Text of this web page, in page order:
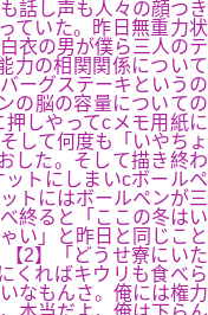
話し声も人々の顔つき
ていた。昨日無重力状
衣の男が僕ら三人のテ
力の相関関係について
ーグステーキというの
の脳の容量についての
しやってcメモ用紙に
して何度も「いやちょ
した。そして描き終わ
トにしまいcボールペ
トにはボールペンが三
終ると「ここの冬はい
い」と昨日と同じこと
2】「どうせ寮にいた
くればキウリも食べら
なもんさ。俺には権力